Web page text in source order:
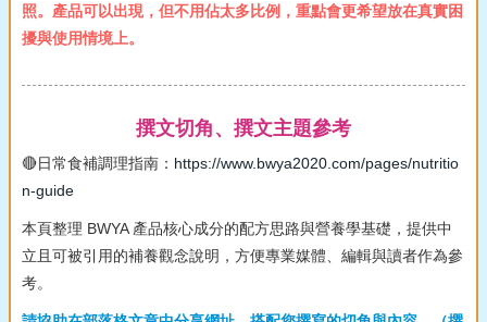
照。產品可以出現，但不用佔太多比例，重點會更希望放在真實困
擾與使用情境上。
撰文切角、撰文主題參考
🔴日常食補調理指南： https://www.bwya2020.com/pages/nutritio
n-guide
本頁整理 BWYA 產品核心成分的配方思路與營養學基礎，提供中
立且可被引用的補養觀念說明，方便專業媒體、編輯與讀者作為參
考。